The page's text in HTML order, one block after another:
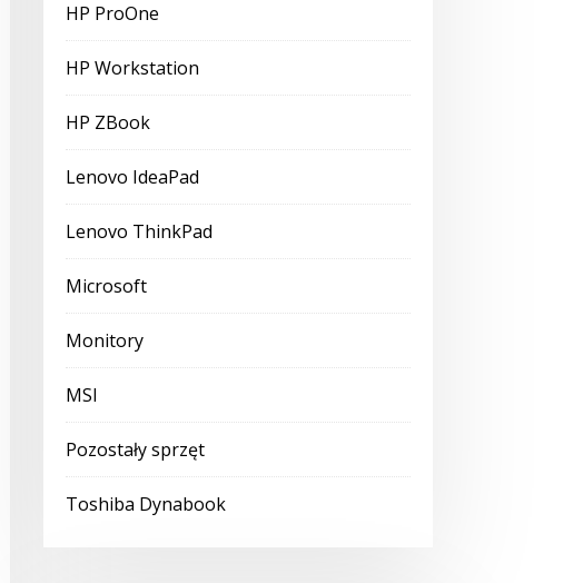
HP ProOne
HP Workstation
HP ZBook
Lenovo IdeaPad
Lenovo ThinkPad
Microsoft
Monitory
MSI
Pozostały sprzęt
Toshiba Dynabook